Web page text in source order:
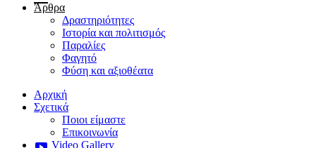
Άρθρα
Δραστηριότητες
Ιστορία και πολιτισμός
Παραλίες
Φαγητό
Φύση και αξιοθέατα
Αρχική
Σχετικά
Ποιοι είμαστε
Επικοινωνία
Video Gallery